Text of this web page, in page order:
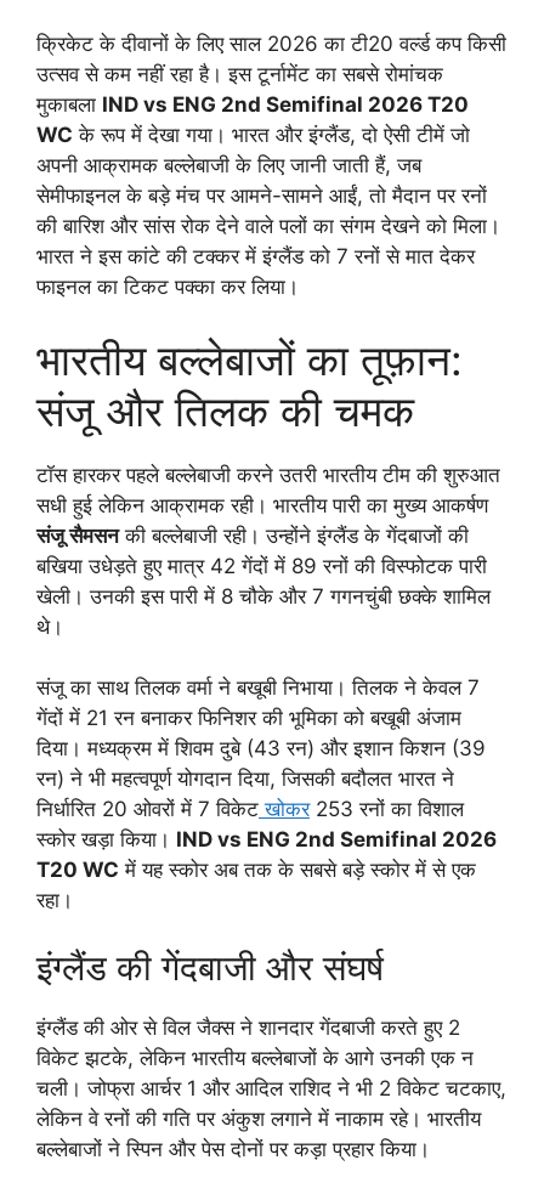
क्रिकेट के दीवानों के लिए साल 2026 का टी20 वर्ल्ड कप किसी
उत्सव से कम नहीं रहा है। इस टूर्नामेंट का सबसे रोमांचक
मुकाबला IND vs ENG 2nd Semifinal 2026 T20
WC के रूप में देखा गया। भारत और इंग्लैंड, दो ऐसी टीमें जो
अपनी आक्रामक बल्लेबाजी के लिए जानी जाती हैं, जब
सेमीफाइनल के बड़े मंच पर आमने-सामने आईं, तो मैदान पर रनों
की बारिश और सांस रोक देने वाले पलों का संगम देखने को मिला।
भारत ने इस कांटे की टक्कर में इंग्लैंड को 7 रनों से मात देकर
फाइनल का टिकट पक्का कर लिया।
भारतीय बल्लेबाजों का तूफ़ान:
संजू और तिलक की चमक
टॉस हारकर पहले बल्लेबाजी करने उतरी भारतीय टीम की शुरुआत
सधी हुई लेकिन आक्रामक रही। भारतीय पारी का मुख्य आकर्षण
संजू सैमसनकी बल्लेबाजी रही। उन्होंने इंग्लैंड के गेंदबाजों की
बखिया उधेड़ते हुए मात्र 42 गेंदों में 89 रनों की विस्फोटक पारी
खेली। उनकी इस पारी में 8 चौके और 7 गगनचुंबी छक्के शामिल
थे।
संजू का साथ तिलक वर्मा ने बखूबी निभाया। तिलक ने केवल 7
गेंदों में 21 रन बनाकर फिनिशर की भूमिका को बखूबी अंजाम
दिया। मध्यक्रम में शिवम दुबे (43 रन) और इशान किशन (39
रन) ने भी महत्वपूर्ण योगदान दिया, जिसकी बदौलत भारत ने
निर्धारित 20 ओवरों में 7 विकेट खोकर253 रनों का विशाल
स्कोर खड़ा किया। IND vs ENG 2nd Semifinal 2026
T20 WC में यह स्कोर अब तक के सबसे बड़े स्कोर में से एक
रहा।
इंग्लैंड की गेंदबाजी और संघर्ष
इंग्लैंड की ओर से विल जैक्स ने शानदार गेंदबाजी करते हुए 2
विकेट झटके, लेकिन भारतीय बल्लेबाजों के आगे उनकी एक न
चली। जोफ्रा आर्चर 1 और आदिल राशिद ने भी 2 विकेट चटकाए,
लेकिन वे रनों की गति पर अंकुश लगाने में नाकाम रहे। भारतीय
बल्लेबाजों ने स्पिन और पेस दोनों पर कड़ा प्रहार किया।